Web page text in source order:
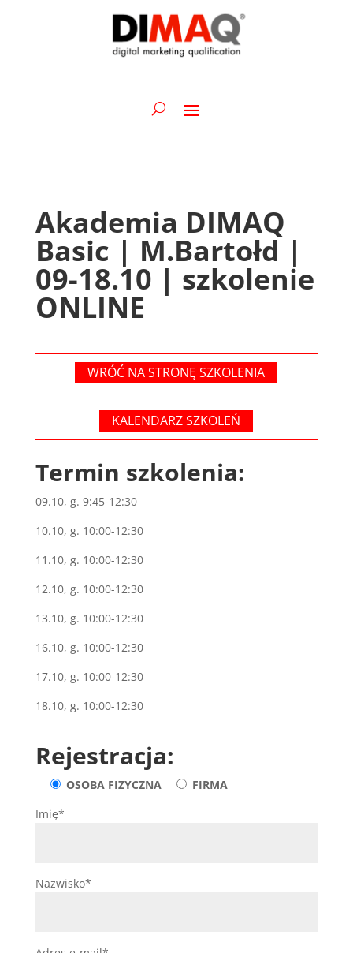
Akademia DIMAQ
Basic | M.Bartołd |
09-18.10 | szkolenie
ONLINE
WRÓĆ NA STRONĘ SZKOLENIA
KALENDARZ SZKOLEŃ
Termin szkolenia:
09.10, g. 9:45-12:30
10.10, g. 10:00-12:30
11.10, g. 10:00-12:30
12.10, g. 10:00-12:30
13.10, g. 10:00-12:30
16.10, g. 10:00-12:30
17.10, g. 10:00-12:30
18.10, g. 10:00-12:30
Rejestracja:
OSOBA FIZYCZNA
FIRMA
Imię*
Nazwisko*